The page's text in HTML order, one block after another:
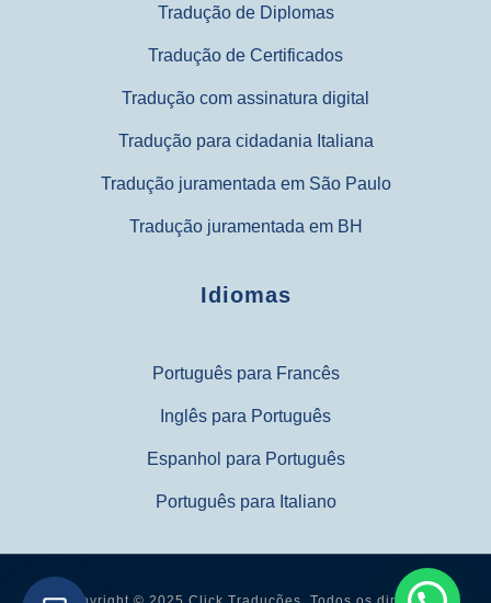
Tradução de Diplomas
Tradução de Certificados
Tradução com assinatura digital
Tradução para cidadania Italiana
Tradução juramentada em São Paulo
Tradução juramentada em BH
Idiomas
Português para Francês
Inglês para Português
Espanhol para Português
Português para Italiano